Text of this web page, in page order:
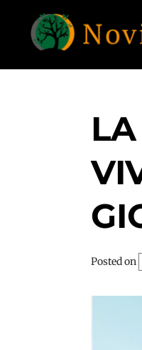
content
Un aiuto con
Posted on